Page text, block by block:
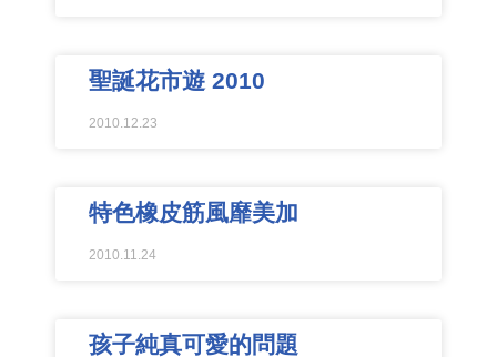
聖誕花市遊 2010
2010.12.23
特色橡皮筋風靡美加
2010.11.24
孩子純真可愛的問題